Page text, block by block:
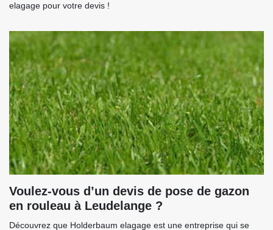
elagage pour votre devis !
Voulez-vous d’un devis de pose de gazon
en rouleau à Leudelange ?
Découvrez que Holderbaum elagage est une entreprise qui se